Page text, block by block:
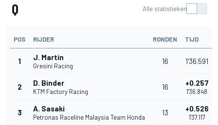
Q Alle statistieken
POS RIJDER RONDEN TIJD
1 J. Martín
Gresini Racing
16 1'36.591
2 D. Binder
KTM Factory Racing
16 +0.257
1'36.848
3 A. Sasaki
Petronas Raceline Malaysia Team Honda
13 +0.526
1'37.117